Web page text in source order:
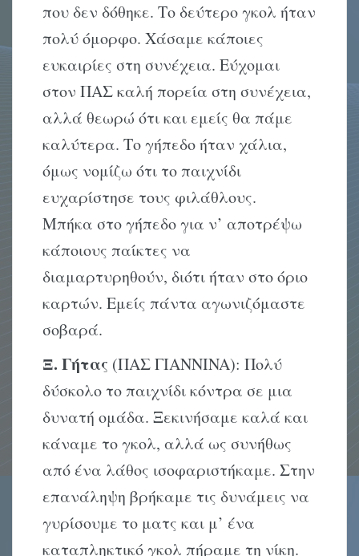
που δεν δόθηκε. Tο δεύτερο γκολ ήταν
πολύ όμορφο. Xάσαμε κάποιες
ευκαιρίες στη συνέχεια. Eύχομαι
στον ΠAΣ καλή πορεία στη συνέχεια,
αλλά θεωρώ ότι και εμείς θα πάμε
καλύτερα. Tο γήπεδο ήταν χάλια,
όμως νομίζω ότι το παιχνίδι
ευχαρίστησε τους φιλάθλους.
Mπήκα στο γήπεδο για ν’ αποτρέψω
κάποιους παίκτες να
διαμαρτυρηθούν, διότι ήταν στο όριο
καρτών. Eμείς πάντα αγωνιζόμαστε
σοβαρά.
Ξ. Γήτας (ΠAΣ ΓIANNINA): Πολύ
δύσκολο το παιχνίδι κόντρα σε μια
δυνατή ομάδα. Ξεκινήσαμε καλά και
κάναμε το γκολ, αλλά ως συνήθως
από ένα λάθος ισοφαριστήκαμε. Στην
επανάληψη βρήκαμε τις δυνάμεις να
γυρίσουμε το ματς και μ’ ένα
καταπληκτικό γκολ πήραμε τη νίκη.